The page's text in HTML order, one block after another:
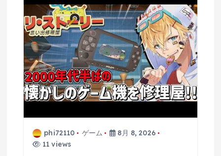
phi72110 ゲーム
8月 8, 2026
11 views